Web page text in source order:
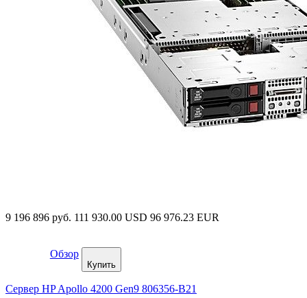
9 196 896 руб. 111 930.00 USD 96 976.23 EUR
Обзор
Купить
Сервер HP Apollo 4200 Gen9 806356-B21